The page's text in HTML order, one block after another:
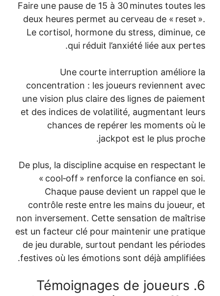
Faire une
deux heures
Le cortisol,
Une
une vision
et des
De plus, la
«
Chaque
contrôle
non
est un facteur
de jeu
festives où
6.